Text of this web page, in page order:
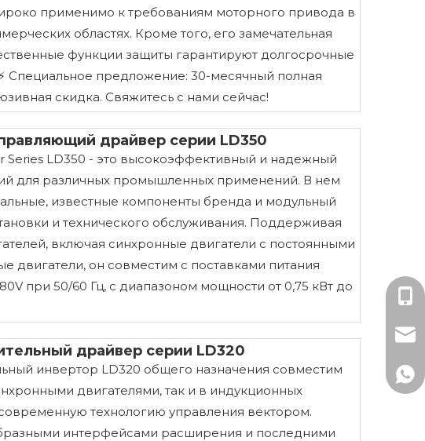
применимо к требованиям моторного привода в
областях. Кроме того, его замечательная
функции защиты гарантируют долгосрочные
Специальное предложение: 30-месячный полная
скидка. Свяжитесь с нами сейчас!
драйвер серии LD350
Series LD350 - это высокоэффективный и надежный
для различных промышленных применений. В нем
известные компоненты бренда и модульный
и технического обслуживания. Поддерживая
включая синхронные двигатели с постоянными
двигатели, он совместим с поставками питания
при 50/60 Гц, с диапазоном мощности от 0,75 кВт до
драйвер серии LD320
инвертор LD320 общего назначения совместим
двигателями, так и в индукционных
технологию управления вектором.
интерфейсами расширения и последними